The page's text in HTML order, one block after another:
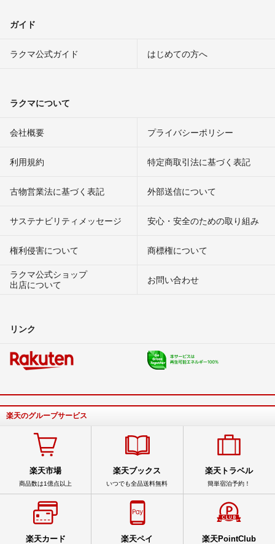
ガイド
ラクマ公式ガイド はじめての方へ
ラクマについて
会社概要 プライバシーポリシー
利用規約 特定商取引法に基づく表記
古物営業法に基づく表記 外部送信について
サステナビリティメッセージ 安心・安全のための取り組み
権利侵害について
商標権について
ラクマ公式ショップ
出店について
お問い合わせ
リンク
楽天のグループサービス
楽天市場
商品数は1億点以上
楽天ブックス
いつでも全品送料無料
楽天トラベル
簡単宿泊予約！
楽天カード 楽天ペイ 楽天PointClub